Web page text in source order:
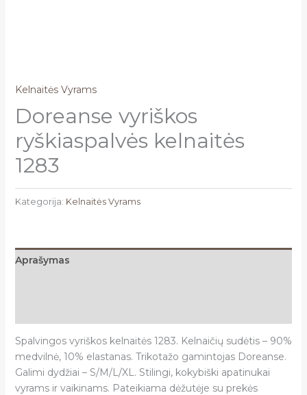
Kelnaitės Vyrams
Doreanse vyriškos
ryškiaspalvės kelnaitės
1283
Kategorija: Kelnaitės Vyrams
Aprašymas
Spalvingos vyriškos kelnaitės 1283. Kelnaičių sudėtis – 90%
medvilnė, 10% elastanas. Trikotažo gamintojas Doreanse.
Galimi dydžiai – S/M/L/XL. Stilingi, kokybiški apatinukai
vyrams ir vaikinams. Pateikiama dėžutėje su prekės